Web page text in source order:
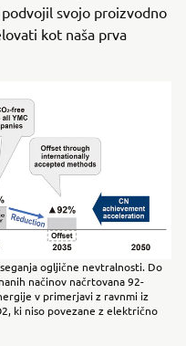
svojo proizvodno
kot naša prva
ogljične nevtralnosti. Do
načinov načrtovana 92-
v primerjavi z ravnmi iz
ki niso povezane z električno